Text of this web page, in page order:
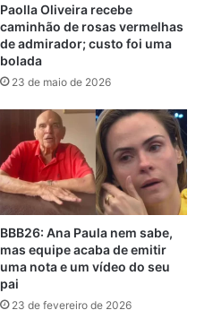
Paolla Oliveira recebe
caminhão de rosas vermelhas
de admirador; custo foi uma
bolada
23 de maio de 2026
BBB26: Ana Paula nem sabe,
mas equipe acaba de emitir
uma nota e um vídeo do seu
pai
23 de fevereiro de 2026